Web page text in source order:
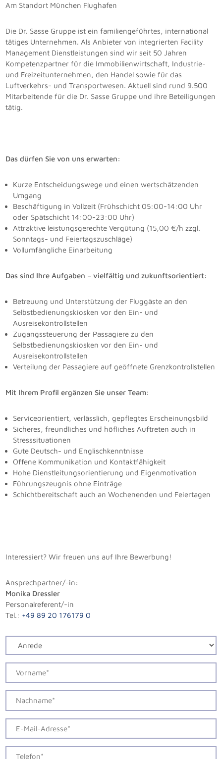
Am Standort München Flughafen
Die Dr. Sasse Gruppe ist ein familiengeführtes, international
tätiges Unternehmen. Als Anbieter von integrierten Facility
Management Dienstleistungen sind wir seit 50 Jahren
Kompetenzpartner für die Immobilienwirtschaft, Industrie-
und Freizeitunternehmen, den Handel sowie für das
Luftverkehrs- und Transportwesen. Aktuell sind rund 9.500
Mitarbeitende für die Dr. Sasse Gruppe und ihre Beteiligungen
tätig.
Das dürfen Sie von uns erwarten:
Kurze Entscheidungswege und einen wertschätzenden
Umgang
Beschäftigung in Vollzeit (Frühschicht 05:00-14:00 Uhr
oder Spätschicht 14:00-23:00 Uhr)
Attraktive leistungsgerechte Vergütung (15,00 €/h zzgl.
Sonntags- und Feiertagszuschläge)
Vollumfängliche Einarbeitung
Das sind Ihre Aufgaben – vielfältig und zukunftsorientiert:
Betreuung und Unterstützung der Fluggäste an den
Selbstbedienungskiosken vor den Ein- und
Ausreisekontrollstellen
Zugangssteuerung der Passagiere zu den
Selbstbedienungskiosken vor den Ein- und
Ausreisekontrollstellen
Verteilung der Passagiere auf geöffnete Grenzkontrollstellen
Mit Ihrem Profil ergänzen Sie unser Team:
Serviceorientiert, verlässlich, gepflegtes Erscheinungsbild
Sicheres, freundliches und höfliches Auftreten auch in
Stresssituationen
Gute Deutsch- und Englischkenntnisse
Offene Kommunikation und Kontaktfähigkeit
Hohe Dienstleitungsorientierung und Eigenmotivation
Führungszeugnis ohne Einträge
Schichtbereitschaft auch an Wochenenden und Feiertagen​​​​​​​
Interessiert? Wir freuen uns auf Ihre Bewerbung!
Ansprechpartner/-in:
Monika Dressler
Personalreferent/-in
Tel.: +49 89 20 176179 0